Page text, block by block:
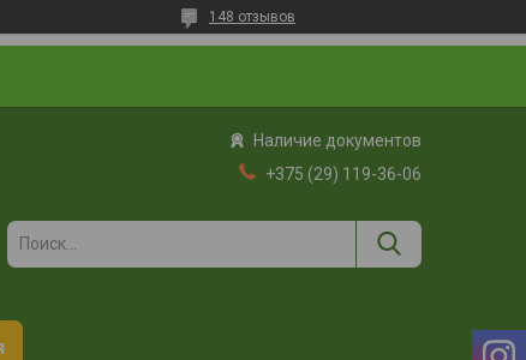
148 отзывов
Наличие документов
+375 (29) 119-36-06